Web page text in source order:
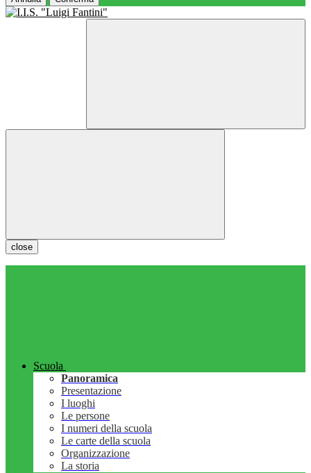
close
Scuola
Panoramica
Presentazione
I luoghi
Le persone
I numeri della scuola
Le carte della scuola
Organizzazione
La storia